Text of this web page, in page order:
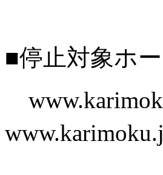
■停止対象ホ